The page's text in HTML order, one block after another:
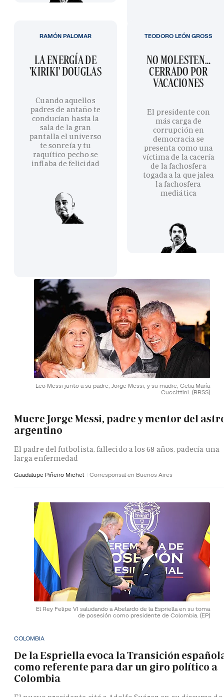
LA ENERGÍA DE
'KIRIKI' DOUGLAS
Cuando aquellos
padres de antaño te
conducían hasta la
sala de la gran
pantalla el universo
te sonreía y tu
raquítico pecho se
inflaba de felicidad
RAMÓN PALOMAR
NO MOLESTEN…
CERRADO POR
VACACIONES
El presidente con
más carga de
corrupción en
democracia se
presenta como una
víctima de la cacería
de la fachosfera
togada a la que jalea
la fachosfera
mediática
TEODORO LEÓN GROSS
Leo Messi junto a su padre, Jorge Messi, y su madre, Celia María
Cuccittini. (RRSS)
Muere Jorge Messi, padre y mentor del
argentino
El padre del futbolista, fallecido a los 68 años, padecía una
larga enfermedad
Guadalupe Piñeiro Michel Corresponsal en Buenos Aires
El Rey Felipe VI saludando a Abelardo de la Espriella en su toma
de posesión como presidente de Colombia. (EP)
COLOMBIA
De la Espriella evoca la Transición
como referente para dar un giro político a
Colombia